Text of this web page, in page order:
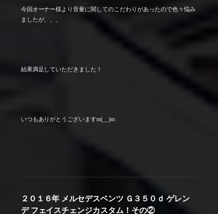
今回オーナー様より音量に関してのこだわりがあったので色々悩み
ましたが、、、
結果満足していただきました！
いつもありがとうございますm(__)m
２０１６年 メルセデスベンツ Ｇ３５０ｄ ゲレン
デ フェイスチェンジカスタム！その②